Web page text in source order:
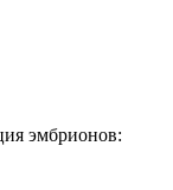
эмбрионов: